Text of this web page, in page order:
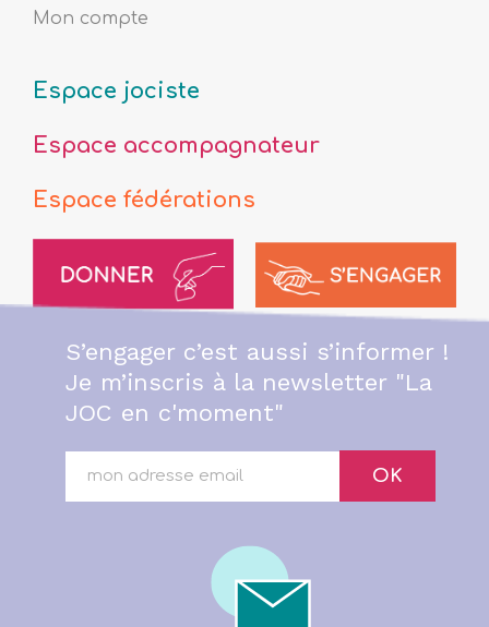
Mon compte
Espace jociste
Espace accompagnateur
Espace fédérations
S’engager c’est aussi s’informer !
Je m’inscris à la newsletter "La
JOC en c'moment"
OK